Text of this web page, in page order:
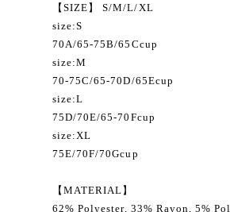
【SIZE】 S/M/L/XL
size:S
70A/65-75B/65Ccup
size:M
70-75C/65-70D/65Ecup
size:L
75D/70E/65-70Fcup
size:XL
75E/70F/70Gcup
【MATERIAL】
62% Polyester, 33% Rayon, 5%